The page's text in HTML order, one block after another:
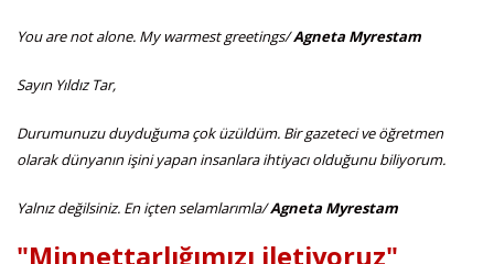
You are not alone. My warmest greetings/Agneta Myrestam
Sayın Yıldız Tar,
Durumunuzu duyduğuma çok üzüldüm. Bir gazeteci ve öğretmen
olarak dünyanın işini yapan insanlara ihtiyacı olduğunu biliyorum.
Yalnız değilsiniz. En içten selamlarımla/Agneta Myrestam
"Minnettarlığımızı iletiyoruz"